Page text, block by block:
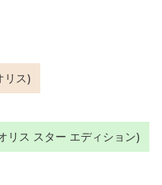
リス)
リス スター エディション)